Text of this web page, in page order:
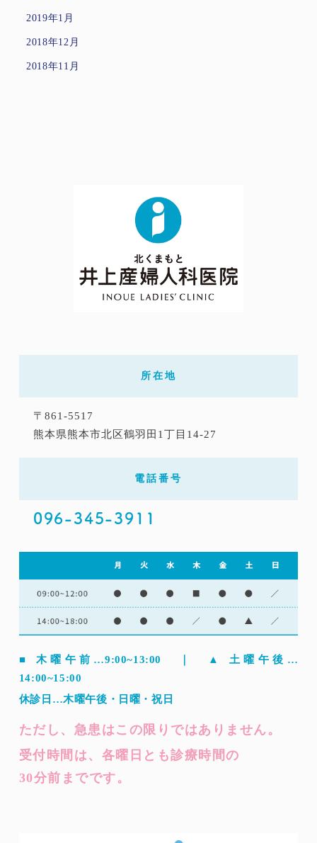
2019年1月
2018年12月
2018年11月
所在地
〒861-5517
熊本県熊本市北区鶴羽田1丁目14-27
電話番号
096-345-3911
■ 木曜午前…9:00~13:00 ｜ ▲ 土曜午後…
14:00~15:00
休診日…木曜午後・日曜・祝日
ただし、急患はこの限りではありません。
受付時間は、各曜日とも診療時間の
30分前までです。